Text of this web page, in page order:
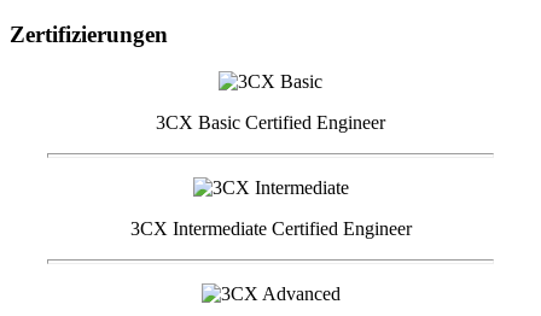
Zertifizierungen
3CX Basic Certified Engineer
3CX Intermediate Certified Engineer